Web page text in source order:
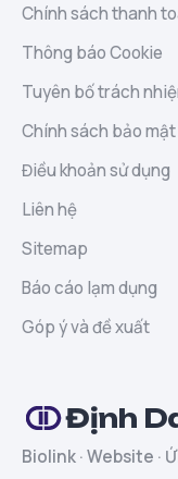
Chính sách thanh
Thông báo Cookie
Tuyên bố trách
Chính sách bảo mật
Điều khoản sử dụng
Liên hệ
Sitemap
Báo cáo lạm dụng
Góp ý và đề xuất
Định
Biolink · Website ·